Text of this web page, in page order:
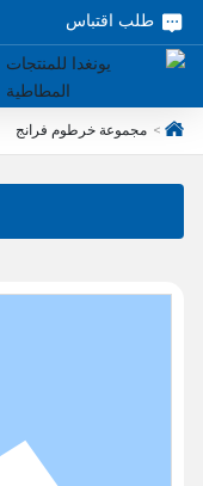
طلب اقتباس
الرئيسية
مجموعة خرطوم فرانج